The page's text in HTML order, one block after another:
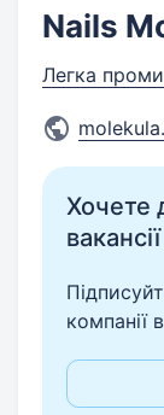
Nails
Легка
Хочете
компанії